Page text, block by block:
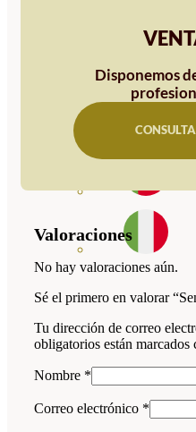
Disponemos
Valoraciones
No hay valoraciones aún.
Sé el primero en valorar
Tu dirección de correo
obligatorios están marcados
Nombre *
Correo electrónico *